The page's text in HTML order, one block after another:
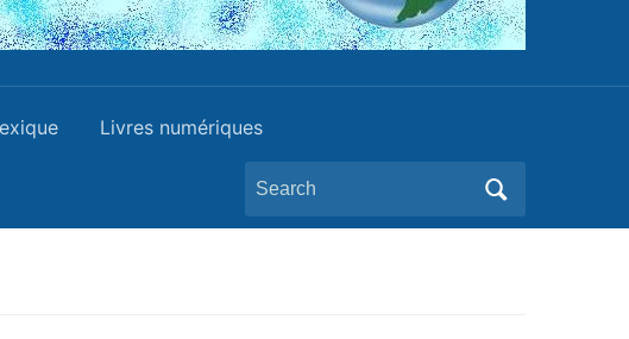
Livres numériques
Search
for: